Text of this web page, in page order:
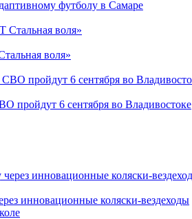
футболу в Самаре
воля»
пройдут 6 сентября во Владивостоке
инновационные коляски-вездеходы